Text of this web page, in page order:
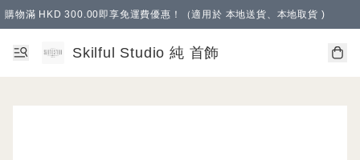
購物滿 HKD 300.00即享免運費優惠！（適用於 本地送貨、本地取貨 )
Skilful Studio 純 首飾